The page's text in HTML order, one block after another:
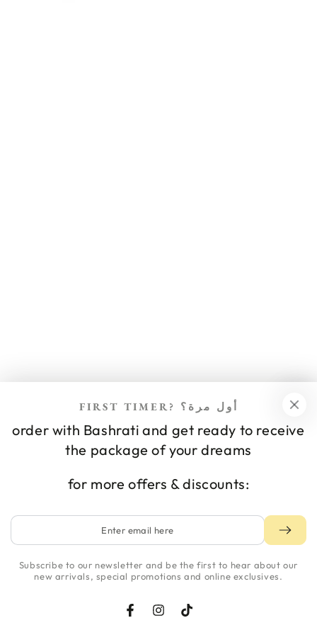
FIRST TIMER? أول مرة؟
order with Bashrati and get ready to receive
the package of your dreams
for more offers & discounts:
Enter
email
here
Subscribe to our newsletter and be the first to hear about our
new arrivals, special promotions and online exclusives.
FacebookInstagram
TikTok